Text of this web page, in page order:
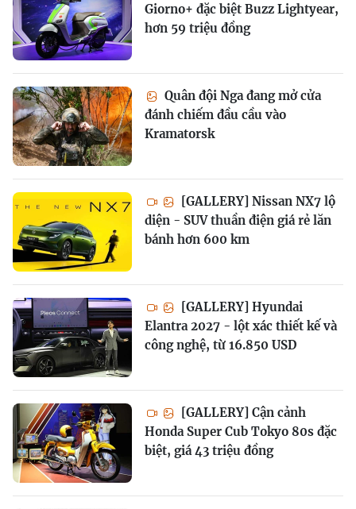
Giorno+ đặc biệt Buzz Lightyear,
hơn 59 triệu đồng
Quân đội Nga đang mở cửa
đánh chiếm đầu cầu vào
Kramatorsk
[GALLERY] Nissan NX7 lộ
diện - SUV thuần điện giá rẻ lăn
bánh hơn 600 km
[GALLERY] Hyundai
Elantra 2027 - lột xác thiết kế và
công nghệ, từ 16.850 USD
[GALLERY] Cận cảnh
Honda Super Cub Tokyo 80s đặc
biệt, giá 43 triệu đồng